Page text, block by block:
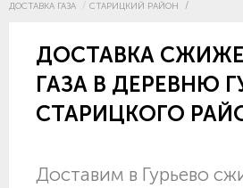
ДОСТАВКА ГАЗА СТАРИЦКИЙ РАЙОН
ДОСТАВКА
ГАЗА В ДЕРЕВНЮ
СТАРИЦКОГО
Доставим в Гурьево